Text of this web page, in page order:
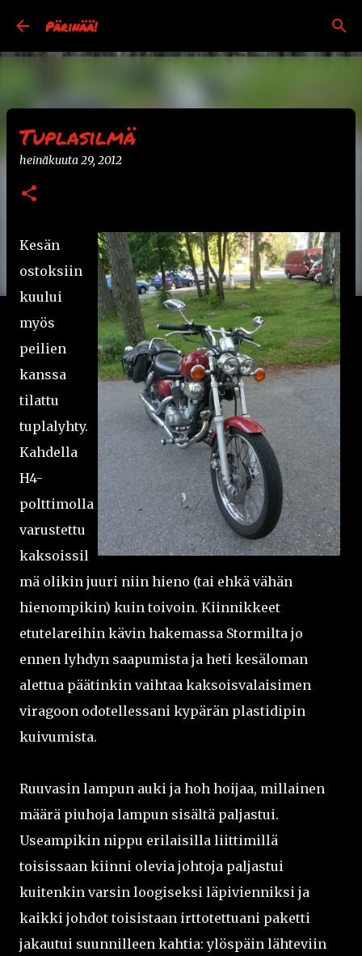
Pärinää!
Tuplasilmä
heinäkuuta 29, 2012
Kesän
ostoksiin
kuului
myös
peilien
kanssa
tilattu
tuplalyhty.
Kahdella
H4-
polttimolla
varustettu
kaksoissil
mä olikin juuri niin hieno (tai ehkä vähän
hienompikin) kuin toivoin. Kiinnikkeet
etutelareihin kävin hakemassa Stormilta jo
ennen lyhdyn saapumista ja heti kesäloman
alettua päätinkin vaihtaa kaksoisvalaisimen
viragoon odotellessani kypärän plastidipin
kuivumista.
Ruuvasin lampun auki ja hoh hoijaa, millainen
määrä piuhoja lampun sisältä paljastui.
Useampikin nippu erilaisilla liittimillä
toisissaan kiinni olevia johtoja paljastui
kuitenkin varsin loogiseksi läpivienniksi ja
kaikki johdot toisistaan irttotettuani paketti
jakautui suunnilleen kahtia: ylöspäin lähteviin